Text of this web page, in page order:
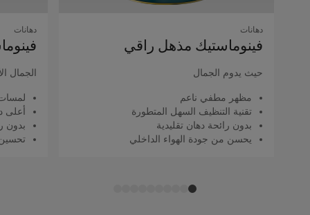
دهانات
فينوماستيك مذهل راقي
حيث يدوم الجمال
مظهر مطفي ناعم
تقنية التنظيف السهل المتطورة
بدون رائحة دهان تقليدية
يحسن من جودة الهواء الداخلي
دهانات
الجمال
أعلى
بدون